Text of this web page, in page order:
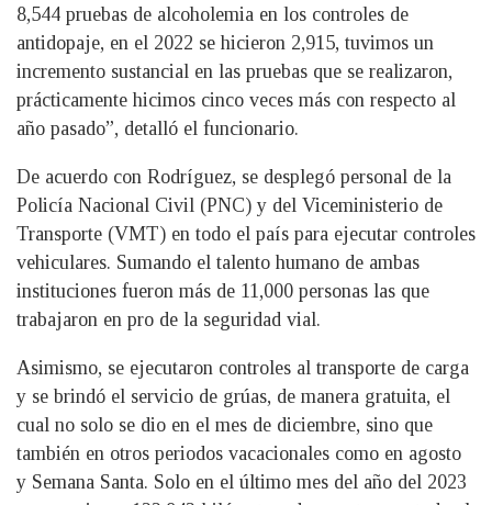
8,544 pruebas de alcoholemia en los controles de
antidopaje, en el 2022 se hicieron 2,915, tuvimos un
incremento sustancial en las pruebas que se realizaron,
prácticamente hicimos cinco veces más con respecto al
año pasado”, detalló el funcionario.
De acuerdo con Rodríguez, se desplegó personal de la
Policía Nacional Civil (PNC) y del Viceministerio de
Transporte (VMT) en todo el país para ejecutar controles
vehiculares. Sumando el talento humano de ambas
instituciones fueron más de 11,000 personas las que
trabajaron en pro de la seguridad vial.
Asimismo, se ejecutaron controles al transporte de carga
y se brindó el servicio de grúas, de manera gratuita, el
cual no solo se dio en el mes de diciembre, sino que
también en otros periodos vacacionales como en agosto
y Semana Santa. Solo en el último mes del año del 2023